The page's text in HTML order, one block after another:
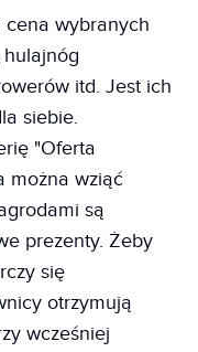
cena wybranych
itd. Jest ich
siebie.
"Oferta
można wziąć
są
prezenty. Żeby
się
otrzymują
wcześniej